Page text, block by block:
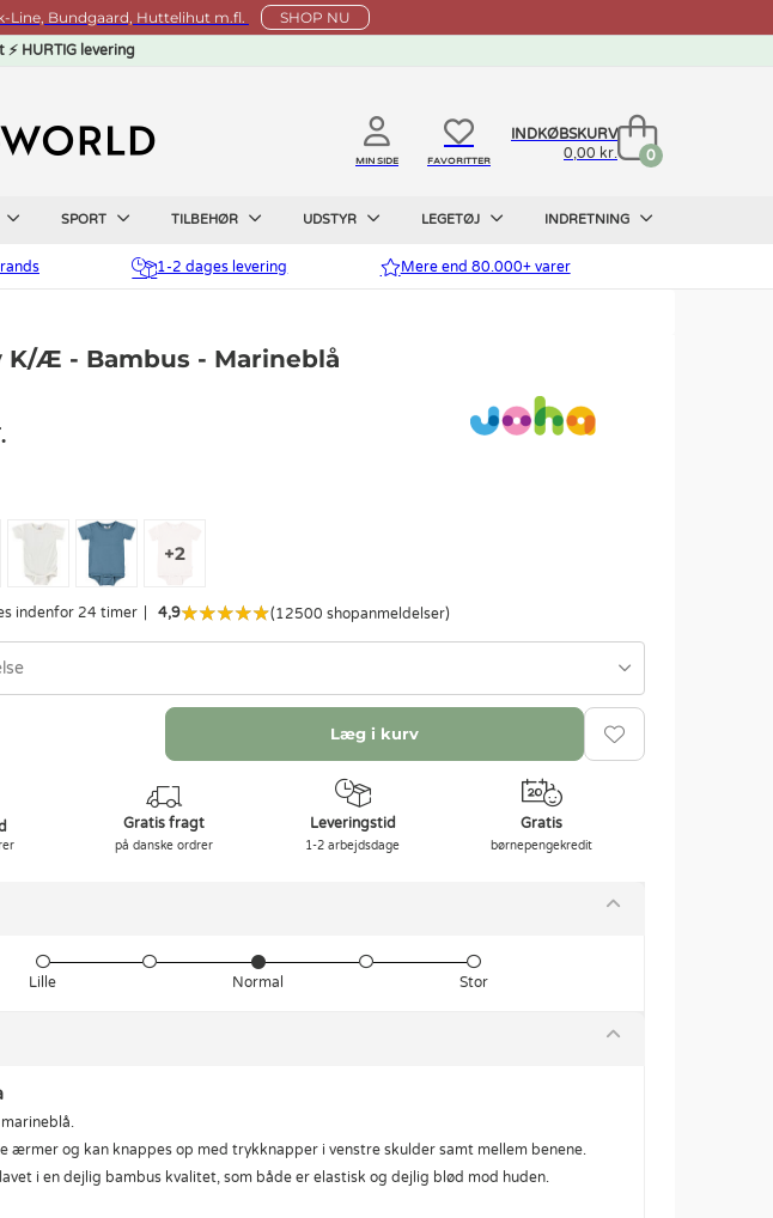
Line, Bundgaard, Huttelihut m.fl. SHOP NU
HURTIG levering
MIN SIDE FAVORITTER
INDKØBSKURV
0,00 kr.
0
SPORT TILBEHØR UDSTYR LEGETØJ INDRETNING
1-2 dages levering Mere end 80.000+ varer
K/Æ - Bambus - Marineblå
indenfor 24 timer 4,9 (12500 shopanmeldelser)
Læg i kurv
Gratis fragt
på danske ordrer
Leveringstid
1-2 arbejdsdage
Gratis
børnepengekredit
Lille Normal Stor
ærmer og kan knappes op med trykknapper i venstre skulder samt mellem benene.
i en dejlig bambus kvalitet, som både er elastisk og dejlig blød mod huden.